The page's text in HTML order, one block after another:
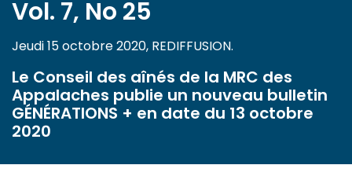
Vol. 7, No 25
Jeudi 15 octobre 2020, REDIFFUSION.
Le Conseil des aînés de la MRC des
Appalaches publie un nouveau bulletin
GÉNÉRATIONS + en date du 13 octobre
2020